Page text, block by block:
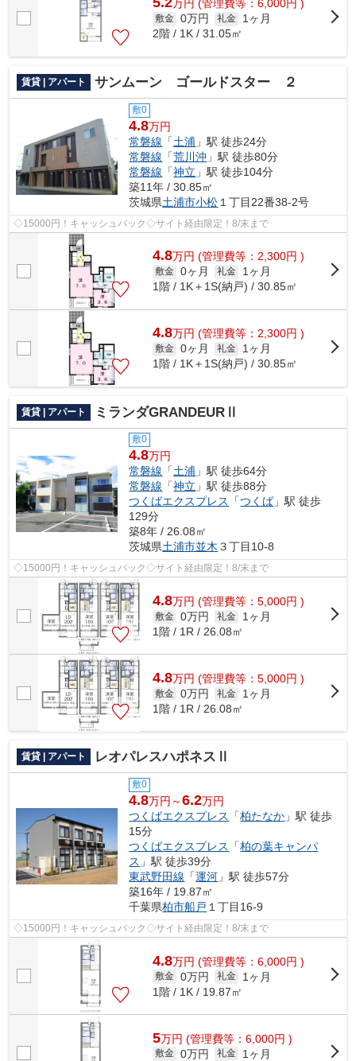
万円 (管理費等：6,000円 )
敷金 0万円 礼金
1ヶ月
2階 / 1K / 31.05㎡
賃貸 | アパート サンムーン ゴールドスター ２
敷0
4.8万円
常磐線 「土浦 」駅 徒歩24分
常磐線 「荒川沖 」駅 徒歩80分
常磐線 「神立 」駅 徒歩104分
築11年 / 30.85㎡
茨城県土浦市小松 １丁目22番38-2号
◇15000円！キャッシュバック◇サイト経由限定！8/末まで
4.8万円 (管理費等：2,300円 )
敷金 0ヶ月 礼金
1ヶ月
1階 / 1K＋1S(納戸) / 30.85㎡
4.8万円 (管理費等：2,300円 )
敷金 0ヶ月 礼金
1ヶ月
1階 / 1K＋1S(納戸) / 30.85㎡
賃貸 | アパート ミランダGRANDEURⅡ
敷0
4.8万円
常磐線 「土浦 」駅 徒歩64分
常磐線 「神立 」駅 徒歩88分
つくばエクスプレス
「つくば」駅 徒歩
129分
築8年 / 26.08㎡
茨城県土浦市並木 ３丁目10-8
◇15000円！キャッシュバック◇サイト経由限定！8/末まで
4.8万円 (管理費等：5,000円 )
敷金 0万円 礼金
1ヶ月
1階 / 1R / 26.08㎡
4.8万円 (管理費等：5,000円 )
敷金 0万円 礼金
1ヶ月
1階 / 1R / 26.08㎡
賃貸 | アパート レオパレスハポネスⅡ
敷0
4.8万円～6.2万円
つくばエクスプレス
「柏たなか 」駅 徒歩
15分
つくばエクスプレス
「柏の葉キャンパ
ス 」駅 徒歩39分
東武野田線 「運河 」駅 徒歩57分
築16年 / 19.87㎡
千葉県柏市船戸 １丁目16-9
◇15000円！キャッシュバック◇サイト経由限定！8/末まで
4.8万円 (管理費等：6,000円 )
敷金 0万円 礼金
1ヶ月
1階 / 1K / 19.87㎡
5万円 (管理費等：6,000円 )
敷金 0万円 礼金
1ヶ月